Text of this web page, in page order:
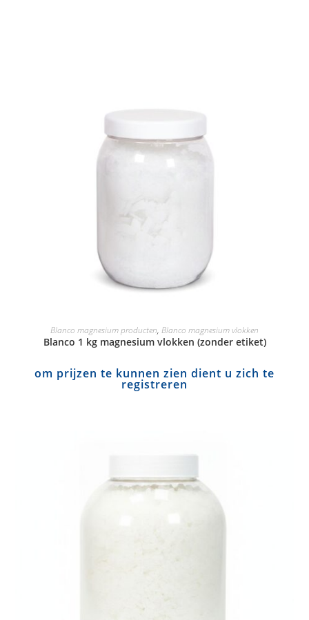
Blanco magnesium producten, Blanco magnesium vlokken
Blanco 1 kg magnesium vlokken (zonder etiket)
om prijzen te kunnen zien dient u zich te
registreren